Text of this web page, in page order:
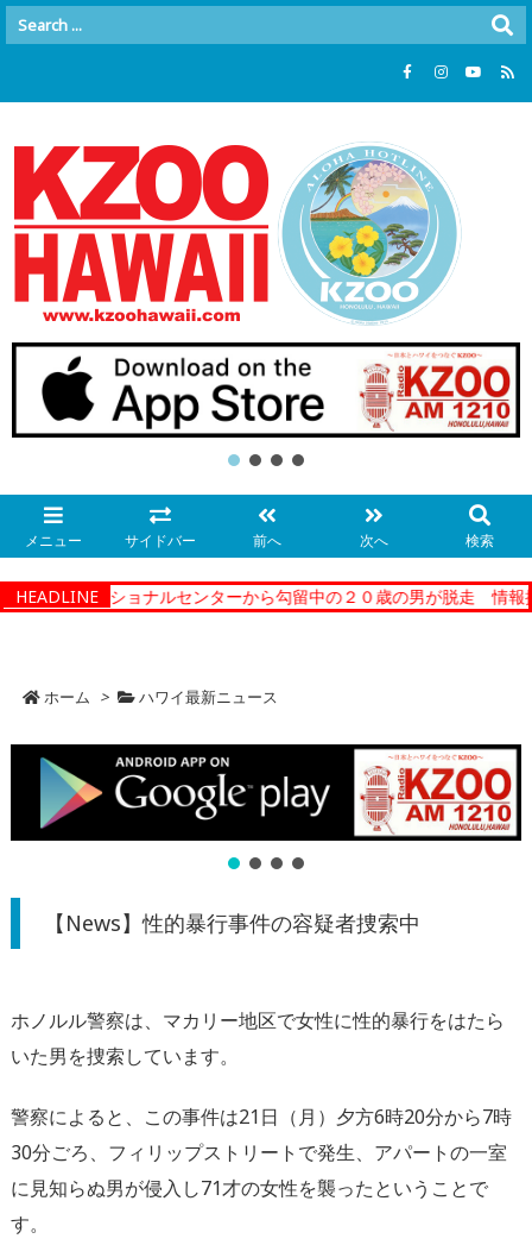
メニュー サイドバー 前へ 次へ 検索
HEADLINE
ィーコレクショナルセンターから勾留中の２０歳の男が脱走 情報提
ホーム > ハワイ最新ニュース
【News】性的暴行事件の容疑者捜索中
ホノルル警察は、マカリー地区で女性に性的暴行をはたら
いた男を捜索しています。
警察によると、この事件は21日（月）夕方6時20分から7時
30分ごろ、フィリップストリートで発生、アパートの一室
に見知らぬ男が侵入し71才の女性を襲ったということで
す。